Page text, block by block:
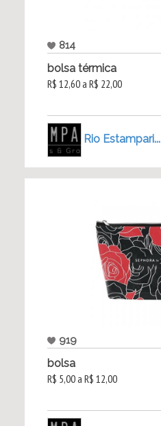
814
bolsa térmica
R$ 12,60 a R$ 22,00
Rio Estampari...
919
bolsa
R$ 5,00 a R$ 12,00